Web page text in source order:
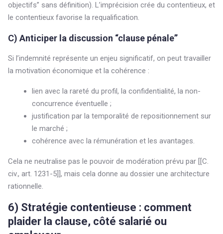
objectifs” sans définition). L’imprécision crée du contentieux, et
le contentieux favorise la requalification.
C) Anticiper la discussion “clause pénale”
Si l’indemnité représente un enjeu significatif, on peut travailler
la motivation économique et la cohérence :
lien avec la rareté du profil, la confidentialité, la non-
concurrence éventuelle ;
justification par la temporalité de repositionnement sur
le marché ;
cohérence avec la rémunération et les avantages.
Cela ne neutralise pas le pouvoir de modération prévu par [[C.
civ., art. 1231-5]], mais cela donne au dossier une architecture
rationnelle.
6) Stratégie contentieuse : comment
plaider la clause, côté salarié ou